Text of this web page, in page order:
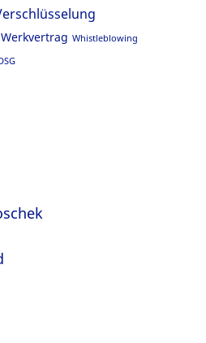
Werkvertrag Whistleblowing